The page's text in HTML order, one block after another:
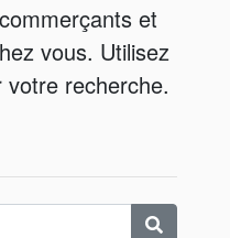
et
vous. Utilisez
recherche.